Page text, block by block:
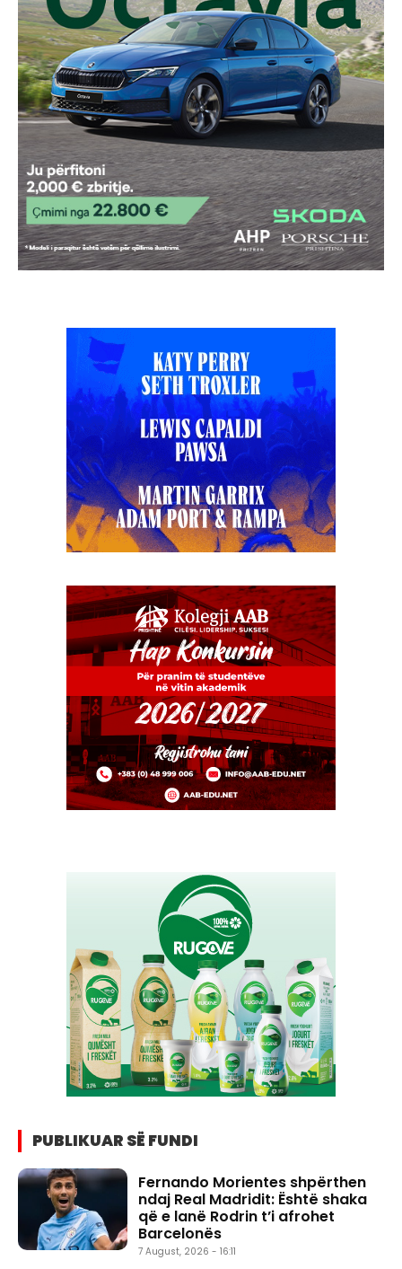
PUBLIKUAR SË FUNDI
Fernando Morientes shpërthen
ndaj Real Madridit: Është shaka
që e lanë Rodrin t’i afrohet
Barcelonës
7 August, 2026 - 16:11